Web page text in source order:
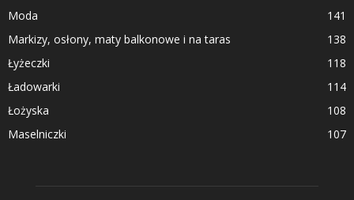
Moda
141
Markizy, osłony, maty balkonowe i na taras
138
Łyżeczki
118
Ładowarki
114
Łożyska
108
Maselniczki
107